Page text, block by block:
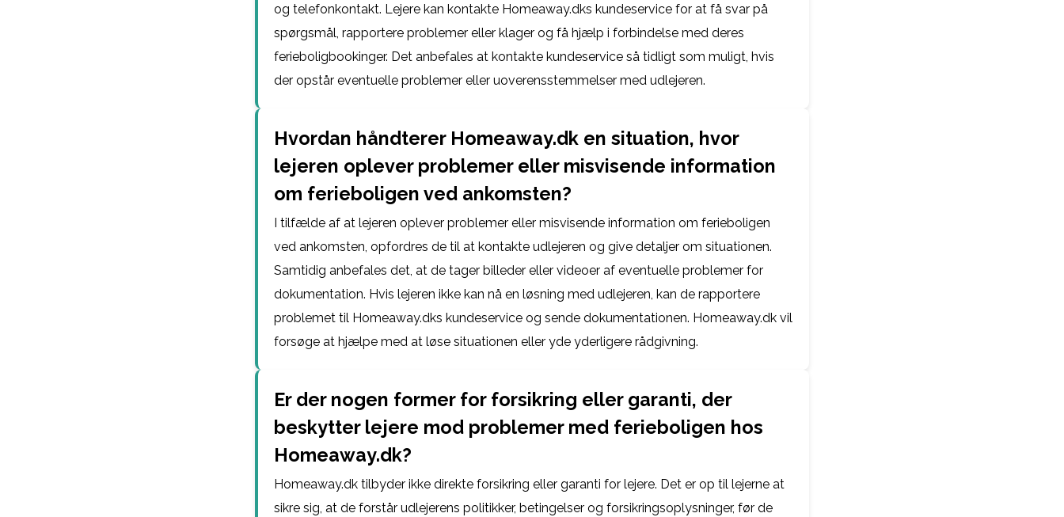
og telefonkontakt. Lejere kan kontakte Homeaway.dks kundeservice for at få svar på
spørgsmål, rapportere problemer eller klager og få hjælp i forbindelse med deres
ferieboligbookinger. Det anbefales at kontakte kundeservice så tidligt som muligt, hvis
der opstår eventuelle problemer eller uoverensstemmelser med udlejeren.
Hvordan håndterer Homeaway.dk en situation, hvor
lejeren oplever problemer eller misvisende information
om ferieboligen ved ankomsten?
I tilfælde af at lejeren oplever problemer eller misvisende information om ferieboligen
ved ankomsten, opfordres de til at kontakte udlejeren og give detaljer om situationen.
Samtidig anbefales det, at de tager billeder eller videoer af eventuelle problemer for
dokumentation. Hvis lejeren ikke kan nå en løsning med udlejeren, kan de rapportere
problemet til Homeaway.dks kundeservice og sende dokumentationen. Homeaway.dk vil
forsøge at hjælpe med at løse situationen eller yde yderligere rådgivning.
Er der nogen former for forsikring eller garanti, der
beskytter lejere mod problemer med ferieboligen hos
Homeaway.dk?
Homeaway.dk tilbyder ikke direkte forsikring eller garanti for lejere. Det er op til lejerne at
sikre sig, at de forstår udlejerens politikker, betingelser og forsikringsoplysninger, før de